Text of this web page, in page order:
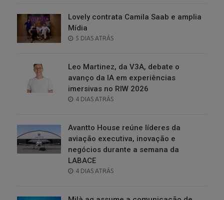
Lovely contrata Camila Saab e amplia
Mídia
POSTED
5 DIAS ATRÁS
Leo Martinez, da V3A, debate o
avanço da IA em experiências
imersivas no RIW 2026
POSTED
4 DIAS ATRÁS
Avantto House reúne líderes da
aviação executiva, inovação e
negócios durante a semana da
LABACE
POSTED
4 DIAS ATRÁS